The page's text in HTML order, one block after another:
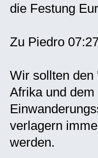
die Festung
Zu Piedro
Wir sollten
Afrika und
verlagern
werden.